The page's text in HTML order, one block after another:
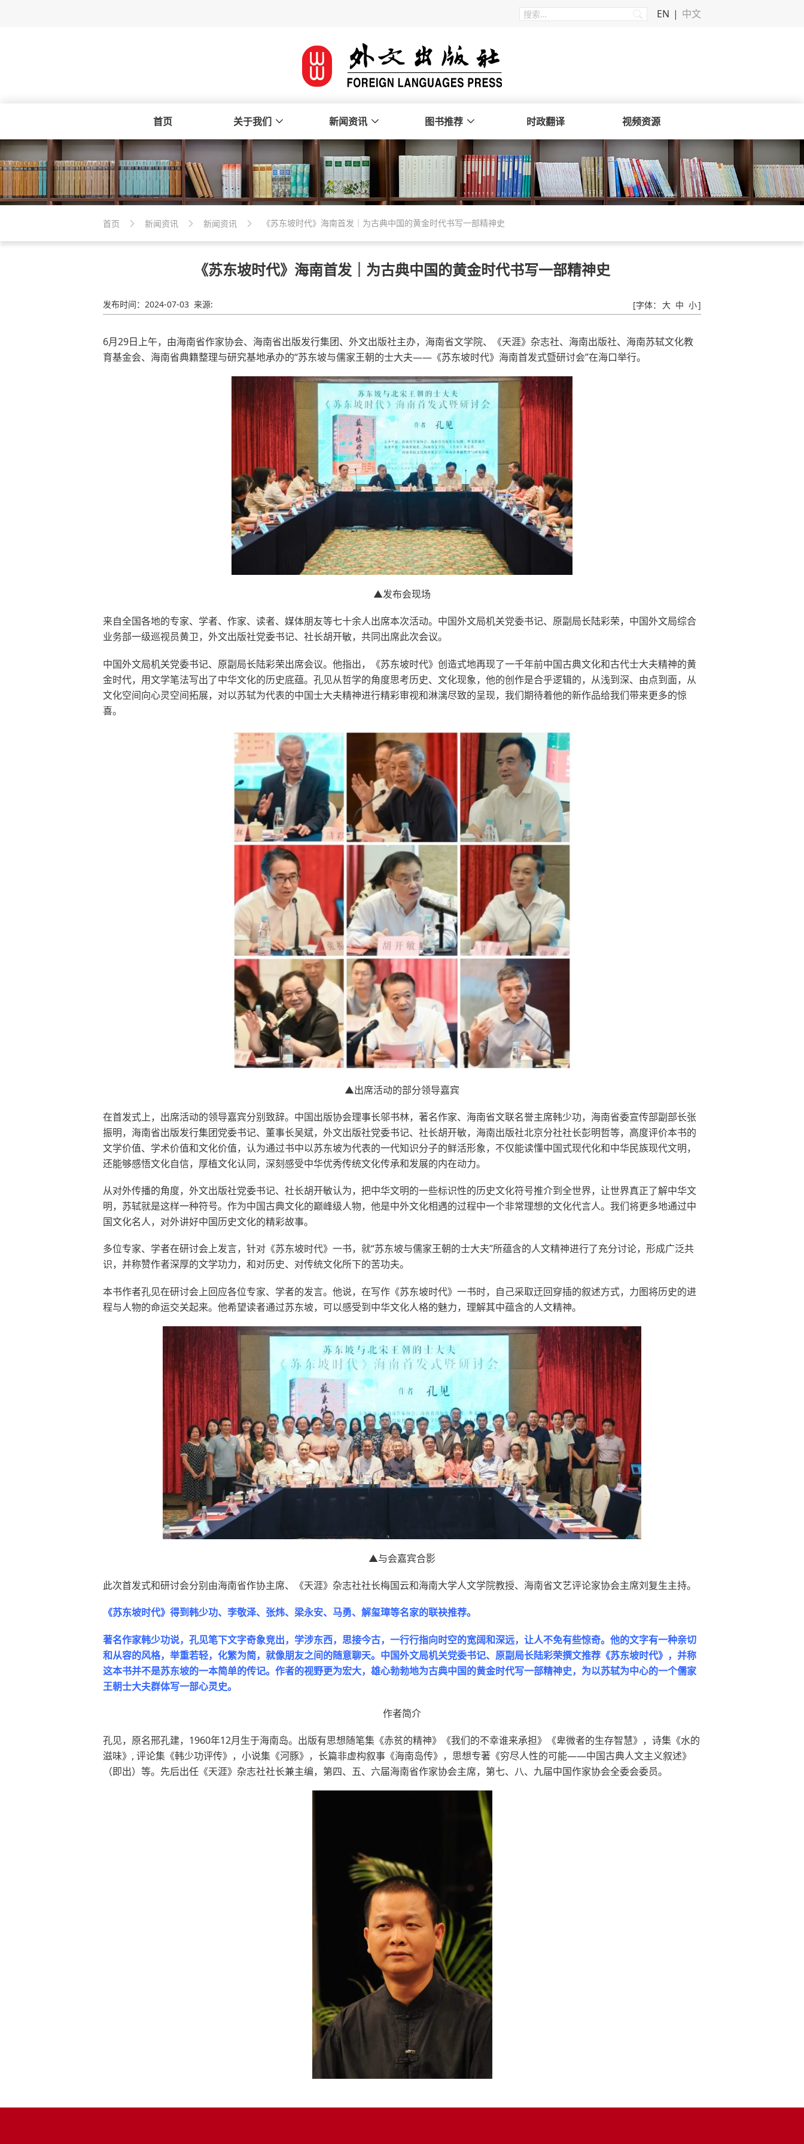
EN 中文
首页 关于我们 新闻资讯 图书推荐 时政翻译 视频资源
首页 新闻资讯 新闻资讯 《苏东坡时代》海南首发｜为古典中国的黄金时代书写一部精神史
《苏东坡时代》海南首发｜为古典中国的黄金时代书写一部精神史
发布时间： 2024-07-03 来源: [字体： 大 中 小]
6月29日上午，由海南省作家协会、海南省出版发行集团、外文出版社主办，海南省文学院、《天涯》杂志社、海南出版社、海南苏轼文化教
育基金会、海南省典籍整理与研究基地承办的“苏东坡与儒家王朝的士大夫——《苏东坡时代》海南首发式暨研讨会”在海口举行。
▲发布会现场
来自全国各地的专家、学者、作家、读者、媒体朋友等七十余人出席本次活动。中国外文局机关党委书记、原副局长陆彩荣，中国外文局综合
业务部一级巡视员黄卫，外文出版社党委书记、社长胡开敏，共同出席此次会议。
中国外文局机关党委书记、原副局长陆彩荣出席会议。他指出，《苏东坡时代》创造式地再现了一千年前中国古典文化和古代士大夫精神的黄
金时代，用文学笔法写出了中华文化的历史底蕴。孔见从哲学的角度思考历史、文化现象，他的创作是合乎逻辑的，从浅到深、由点到面，从
文化空间向心灵空间拓展，对以苏轼为代表的中国士大夫精神进行精彩审视和淋漓尽致的呈现，我们期待着他的新作品给我们带来更多的惊
喜。
▲出席活动的部分领导嘉宾
在首发式上，出席活动的领导嘉宾分别致辞。中国出版协会理事长邬书林，著名作家、海南省文联名誉主席韩少功，海南省委宣传部副部长张
振明，海南省出版发行集团党委书记、董事长吴斌，外文出版社党委书记、社长胡开敏，海南出版社北京分社社长彭明哲等，高度评价本书的
文学价值、学术价值和文化价值，认为通过书中以苏东坡为代表的一代知识分子的鲜活形象，不仅能读懂中国式现代化和中华民族现代文明，
还能够感悟文化自信，厚植文化认同，深刻感受中华优秀传统文化传承和发展的内在动力。
从对外传播的角度，外文出版社党委书记、社长胡开敏认为，把中华文明的一些标识性的历史文化符号推介到全世界，让世界真正了解中华文
明，苏轼就是这样一种符号。作为中国古典文化的巅峰级人物，他是中外文化相遇的过程中一个非常理想的文化代言人。我们将更多地通过中
国文化名人，对外讲好中国历史文化的精彩故事。
多位专家、学者在研讨会上发言，针对《苏东坡时代》一书，就“苏东坡与儒家王朝的士大夫”所蕴含的人文精神进行了充分讨论，形成广泛共
识，并称赞作者深厚的文学功力，和对历史、对传统文化所下的苦功夫。
本书作者孔见在研讨会上回应各位专家、学者的发言。他说，在写作《苏东坡时代》一书时，自己采取迂回穿插的叙述方式，力图将历史的进
程与人物的命运交关起来。他希望读者通过苏东坡，可以感受到中华文化人格的魅力，理解其中蕴含的人文精神。
▲与会嘉宾合影
此次首发式和研讨会分别由海南省作协主席、《天涯》杂志社社长梅国云和海南大学人文学院教授、海南省文艺评论家协会主席刘复生主持。
《苏东坡时代》得到韩少功、李敬泽、张炜、梁永安、马勇、解玺璋等名家的联袂推荐。
著名作家韩少功说，孔见笔下文字奇象竞出，学涉东西，思接今古，一行行指向时空的宽阔和深远，让人不免有些惊奇。他的文字有一种亲切
和从容的风格，举重若轻，化繁为简，就像朋友之间的随意聊天。中国外文局机关党委书记、原副局长陆彩荣撰文推荐《苏东坡时代》，并称
这本书并不是苏东坡的一本简单的传记。作者的视野更为宏大，雄心勃勃地为古典中国的黄金时代写一部精神史，为以苏轼为中心的一个儒家
王朝士大夫群体写一部心灵史。
作者简介
孔见，原名邢孔建，1960年12月生于海南岛。出版有思想随笔集《赤贫的精神》《我们的不幸谁来承担》《卑微者的生存智慧》，诗集《水的
滋味》, 评论集《韩少功评传》，小说集《河豚》，长篇非虚构叙事《海南岛传》，思想专著《穷尽人性的可能——中国古典人文主义叙述》
（即出）等。先后出任《天涯》杂志社社长兼主编，第四、五、六届海南省作家协会主席，第七、八、九届中国作家协会全委会委员。